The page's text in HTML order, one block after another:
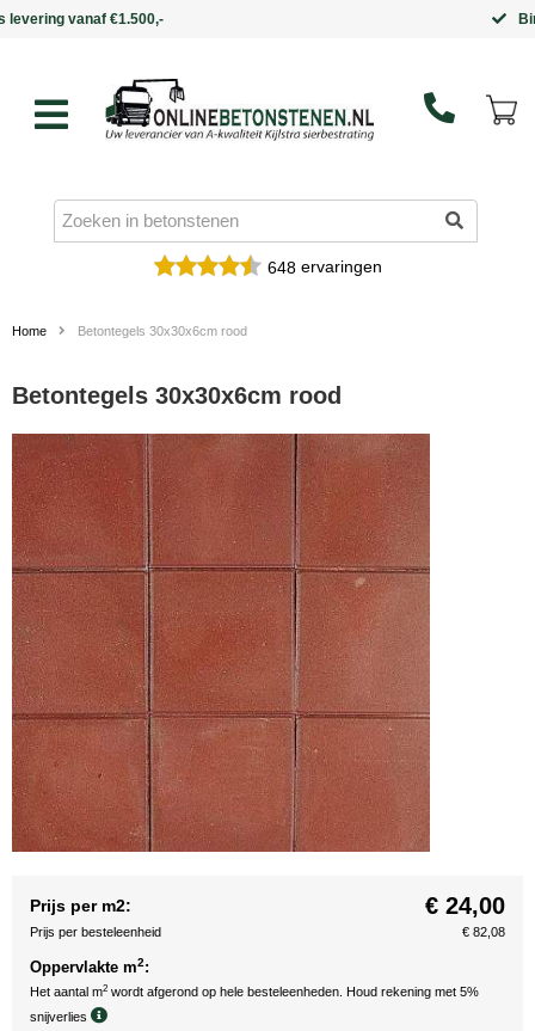
648ervaringen
Home Betontegels 30x30x6cm rood
Betontegels 30x30x6cm rood
Prijs per m2: € 24,00
Prijs per besteleenheid € 82,08
Oppervlakte m2:
Het aantal m2 wordt afgerond op hele besteleenheden. Houd rekening met 5%
snijverlies